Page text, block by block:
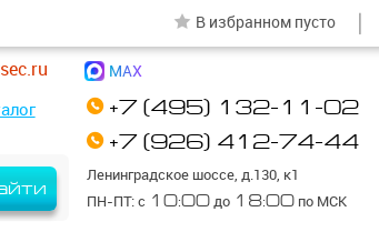
+7 (495) 132-11-02
+7 (926) 412-74-44
Ленинградское шоссе, д.130, к1
ПН-ПТ: с 10:00 до 18:00 по МСК
MAX
В избранном пусто